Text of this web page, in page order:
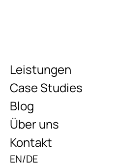
Leistungen
Case Studies
Blog
Über uns
Kontakt
EN/DE